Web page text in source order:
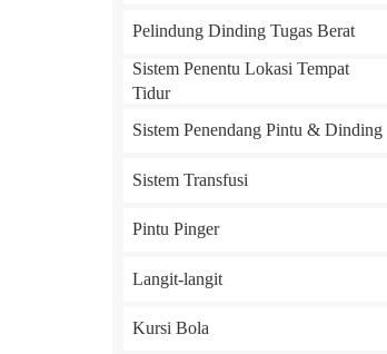
Pelindung Dinding Tugas Berat
Sistem Penentu Lokasi Tempat
Tidur
Sistem Penendang Pintu & Dinding
Sistem Transfusi
Pintu Pinger
Langit-langit
Kursi Bola